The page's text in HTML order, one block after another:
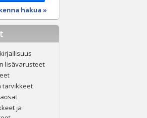
hakua »
lisävarusteet
tarvikkeet
ja